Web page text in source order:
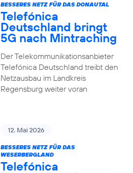
BESSERES NETZ FÜR DAS DONAUTAL
Telefónica
Deutschland bringt
5G nach Mintraching
Der Telekommunikationsanbieter
Telefónica Deutschland treibt den
Netzausbau im Landkreis
Regensburg weiter voran
12. Mai 2026
BESSERES NETZ FÜR DAS
WESERBERGLAND
Telefónica